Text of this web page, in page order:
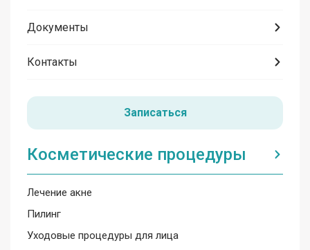
Документы
Контакты
Записаться
Косметические процедуры
Лечение акне
Пилинг
Уходовые процедуры для лица